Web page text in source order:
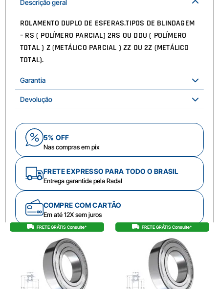
Descrição geral
ROLAMENTO DUPLO DE ESFERAS.TIPOS DE BLINDAGEM
– RS ( POLÍMERO PARCIAL) 2RS OU DDU ( POLÍMERO
TOTAL ) Z (METÁLICO PARCIAL ) ZZ OU 2Z (METÁLICO
TOTAL).
Garantia
Devolução
5% OFF
Nas compras em pix
FRETE EXPRESSO PARA TODO O BRASIL
Entrega garantida pela Radal
COMPRE COM CARTÃO
Em até 12X sem juros
FRETE GRÁTIS Consulte* FRETE GRÁTIS Consulte*